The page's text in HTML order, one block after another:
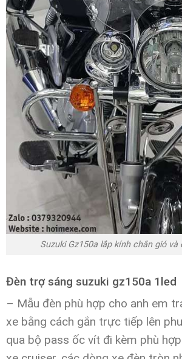
Suzuki Gz150a lắp kính chắn gió và
Đèn trợ sáng suzuki gz150a 1led
– Mẫu đèn phù hợp cho anh em
xe bằng cách gắn trực tiếp lên
qua bộ pass ốc vít đi kèm phù